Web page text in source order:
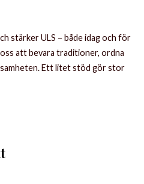
stärker ULS – både idag och för
att bevara traditioner, ordna
Ett litet stöd gör stor